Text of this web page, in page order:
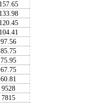
97.56
85.75
75.95
67.75
60.81
9528
7815